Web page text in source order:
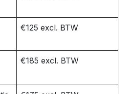
€125 excl. BTW
€185 excl. BTW